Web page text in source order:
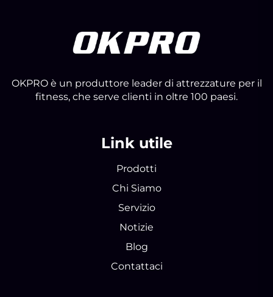
OKPRO è un produttore leader di attrezzature per il
fitness, che serve clienti in oltre 100 paesi.
Link utile
Prodotti
Chi Siamo
Servizio
Notizie
Blog
Contattaci